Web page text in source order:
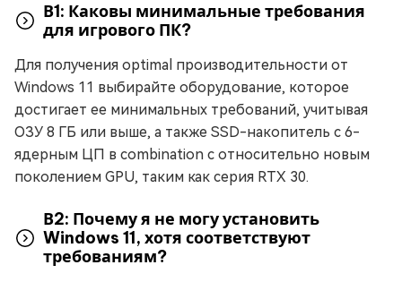
В1: Каковы минимальные требования
для игрового ПК?
Для получения optimal производительности от
Windows 11 выбирайте оборудование, которое
достигает ее минимальных требований, учитывая
ОЗУ 8 ГБ или выше, а также SSD-накопитель с 6-
ядерным ЦП в combination с относительно новым
поколением GPU, таким как серия RTX 30.
В2: Почему я не могу установить
Windows 11, хотя соответствуют
требованиям?